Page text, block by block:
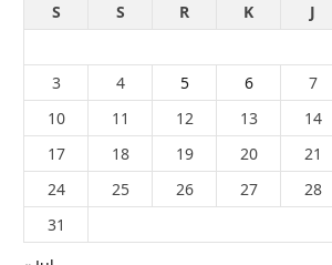
S
S R K J
3
4 5 6 7
10
11 12 13 14
17
18 19 20 21
24
25 26 27 28
31